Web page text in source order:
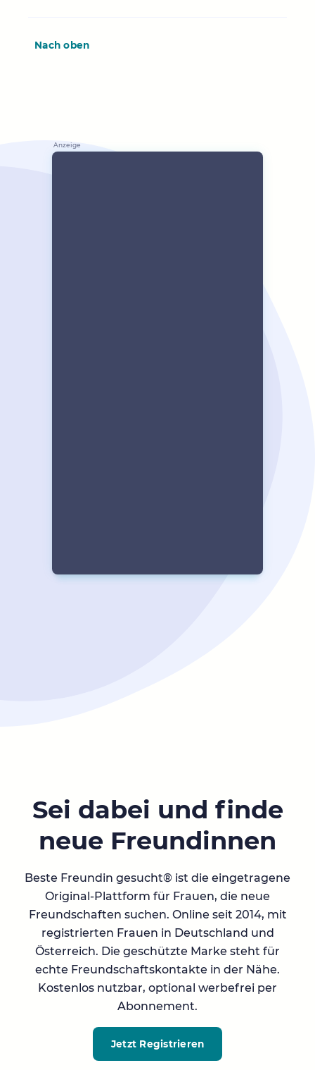
Nach oben
Sei dabei und finde
neue Freundinnen
Beste Freundin gesucht® ist die eingetragene
Original-Plattform für Frauen, die neue
Freundschaften suchen. Online seit 2014, mit
registrierten Frauen in Deutschland und
Österreich. Die geschützte Marke steht für
echte Freundschaftskontakte in der Nähe.
Kostenlos nutzbar, optional werbefrei per
Abonnement.
Jetzt Registrieren